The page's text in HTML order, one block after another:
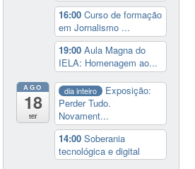
16:00Curso de formação
em Jornalismo ...
19:00Aula Magna do
IELA: Homenagem ao...
AGO
18
ter
dia inteiro
Exposição:
Perder Tudo.
Novament...
14:00Soberania
tecnológica e digital